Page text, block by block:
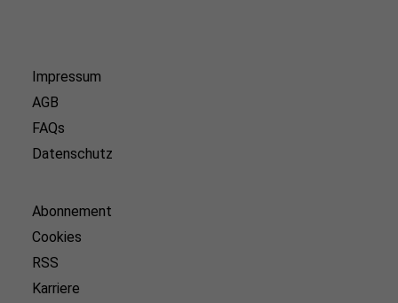
Impressum
AGB
FAQs
Datenschutz
Abonnement
Cookies
RSS
Karriere